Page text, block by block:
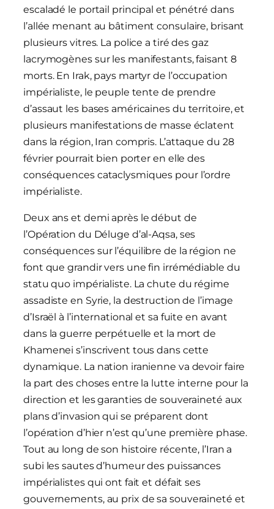
escaladé le portail principal et pénétré dans
l’allée menant au bâtiment consulaire, brisant
plusieurs vitres. La police a tiré des gaz
lacrymogènes sur les manifestants, faisant 8
morts. En Irak, pays martyr de l’occupation
impérialiste, le peuple tente de prendre
d’assaut les bases américaines du territoire, et
plusieurs manifestations de masse éclatent
dans la région, Iran compris. L’attaque du 28
février pourrait bien porter en elle des
conséquences cataclysmiques pour l’ordre
impérialiste.
Deux ans et demi après le début de
l’Opération du Déluge d’al-Aqsa, ses
conséquences sur l’équilibre de la région ne
font que grandir vers une fin irrémédiable du
statu quo impérialiste. La chute du régime
assadiste en Syrie, la destruction de l’image
d’Israël à l’international et sa fuite en avant
dans la guerre perpétuelle et la mort de
Khamenei s’inscrivent tous dans cette
dynamique. La nation iranienne va devoir faire
la part des choses entre la lutte interne pour la
direction et les garanties de souveraineté aux
plans d’invasion qui se préparent dont
l’opération d’hier n’est qu’une première phase.
Tout au long de son histoire récente, l’Iran a
subi les sautes d’humeur des puissances
impérialistes qui ont fait et défait ses
gouvernements, au prix de sa souveraineté et